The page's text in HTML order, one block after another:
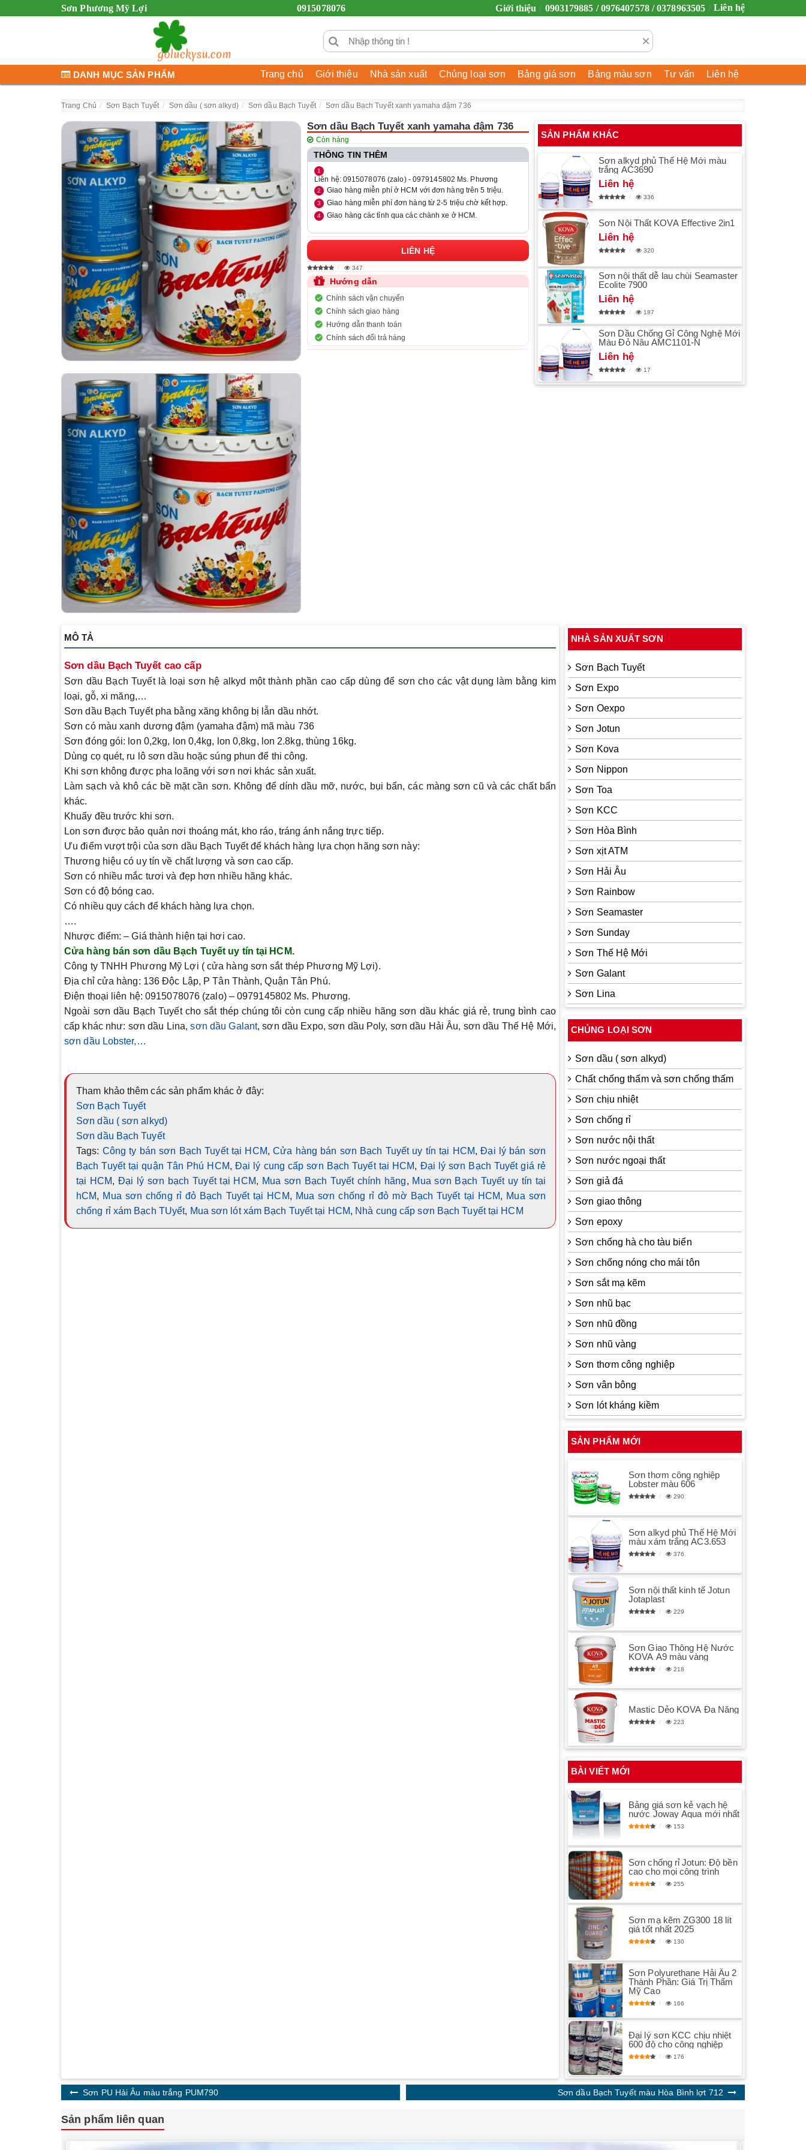
Sơn Phương Mỹ Lợi 0915078076 Giới thiệu 0903179885 / 0976407578 / 0378963505 Liên hệ
×
Trang chủ Giới thiệu Nhà sản xuất Chủng loại sơn Bảng giá sơn Bảng màu sơn Tư vấn Liên hệ
DANH MỤC SẢN PHẨM
Trang Chủ Sơn Bạch Tuyết Sơn dầu ( sơn alkyd) Sơn dầu Bạch Tuyết Sơn dầu Bạch Tuyết xanh yamaha đậm 736
Sơn dầu Bạch Tuyết xanh yamaha đậm 736
Còn hàng
THÔNG TIN THÊM
Liên hệ: 0915078076 (zalo) - 0979145802 Ms. Phương
Giao hàng miễn phí ở HCM với đơn hàng trên 5 triệu.
Giao hàng miễn phí đơn hàng từ 2-5 triệu chờ kết hợp.
Giao hàng các tỉnh qua các chành xe ở HCM.
LIÊN HỆ
347
Hướng dẫn
Chính sách vận chuyển
Chính sách giao hàng
Hướng dẫn thanh toán
Chính sách đổi trả hàng
SẢN PHẨM KHÁC
Sơn alkyd phủ Thế Hệ Mới màu
trắng AC3690
Liên hệ
336
Sơn Nội Thất KOVA Effective 2in1
Liên hệ
320
Sơn nội thất dễ lau chùi Seamaster
Ecolite 7900
Liên hệ
187
Sơn Dầu Chống Gỉ Công Nghệ Mới
Màu Đỏ Nâu AMC1101-N
Liên hệ
17
MÔ TẢ
Sơn dầu Bạch Tuyết cao cấp
Sơn dầu Bạch Tuyếtlà loại sơn hệ alkyd một thành phần cao cấp dùng để sơn cho các vật dụng làm bằng kim
loại, gỗ, xi măng,…
Sơn dầu Bạch Tuyết pha bằng xăng không bị lẫn dầu nhớt.
Sơn có màu xanh dương đậm (yamaha đậm) mã màu 736
Sơn đóng gói: lon 0,2kg, lon 0,4kg, lon 0,8kg, lon 2.8kg, thùng 16kg.
Dùng cọ quét, ru lô sơn dầu hoặc súng phun để thi công.
Khi sơn không được pha loãng với sơn nơi khác sản xuất.
Làm sạch và khô các bề mặt cần sơn. Không để dính dầu mỡ, nước, bụi bẩn, các màng sơn cũ và các chất bẩn
khác.
Khuấy đều trước khi sơn.
Lon sơn được bảo quản nơi thoáng mát, kho ráo, tráng ánh nắng trực tiếp.
Ưu điểm vượt trội của sơn dầu Bạch Tuyết để khách hàng lựa chọn hãng sơn này:
Thương hiệu có uy tín về chất lượng và sơn cao cấp.
Sơn có nhiều mắc tươi và đẹp hơn nhiều hãng khác.
Sơn có độ bóng cao.
Có nhiều quy cách để khách hàng lựa chọn.
….
Nhược điểm: – Giá thành hiện tại hơi cao.
Cửa hàng bán sơn dầu Bạch Tuyết uy tín tại HCM.
Công ty TNHH Phương Mỹ Lợi ( cửa hàng sơn sắt thép Phương Mỹ Lợi).
Địa chỉ cửa hàng: 136 Độc Lập, P Tân Thành, Quận Tân Phú.
Điện thoại liên hệ: 0915078076 (zalo) – 0979145802 Ms. Phương.
Ngoài sơn dầu Bạch Tuyết cho sắt thép chúng tôi còn cung cấp nhiều hãng sơn dầu khác giá rẻ, trung bình cao
cấp khác như: sơn dầu Lina,sơn dầu Galant, sơn dầu Expo, sơn dầu Poly, sơn dầu Hải Âu, sơn dầu Thế Hệ Mới,
sơn dầu Lobster,…
Tham khảo thêm các sản phẩm khác ở đây:
Sơn Bạch Tuyết
Sơn dầu ( sơn alkyd)
Sơn dầu Bạch Tuyết
Tags: Công ty bán sơn Bạch Tuyết tại HCM,Cửa hàng bán sơn Bạch Tuyết uy tín tại HCM,Đại lý bán sơn
Bạch Tuyết tại quận Tân Phú HCM, Đại lý cung cấp sơn Bạch Tuyết tại HCM, Đại lý sơn Bạch Tuyết giá rẻ
tại HCM,Đại lý sơn bạch Tuyết tại HCM, Mua sơn Bạch Tuyết chính hãng, Mua sơn Bạch Tuyết uy tín tại
hCM, Mua sơn chống rỉ đỏ Bạch Tuyết tại HCM, Mua sơn chống rỉ đỏ mờ Bạch Tuyết tại HCM, Mua sơn
chống rỉ xám Bạch TUyết, Mua sơn lót xám Bạch Tuyết tại HCM, Nhà cung cấp sơn Bạch Tuyết tại HCM
NHÀ SẢN XUẤT SƠN
Sơn Bạch Tuyết
Sơn Expo
Sơn Oexpo
Sơn Jotun
Sơn Kova
Sơn Nippon
Sơn Toa
Sơn KCC
Sơn Hòa Bình
Sơn xịt ATM
Sơn Hải Âu
Sơn Rainbow
Sơn Seamaster
Sơn Sunday
Sơn Thế Hệ Mới
Sơn Galant
Sơn Lina
CHỦNG LOẠI SƠN
Sơn dầu ( sơn alkyd)
Chất chống thấm và sơn chống thấm
Sơn chịu nhiệt
Sơn chống rỉ
Sơn nước nội thất
Sơn nước ngoại thất
Sơn giả đá
Sơn giao thông
Sơn epoxy
Sơn chống hà cho tàu biển
Sơn chống nóng cho mái tôn
Sơn sắt mạ kẽm
Sơn nhũ bạc
Sơn nhũ đồng
Sơn nhũ vàng
Sơn thơm công nghiệp
Sơn vân bông
Sơn lót kháng kiềm
SẢN PHẨM MỚI
Sơn thơm công nghiệp
Lobster màu 606
290
Sơn alkyd phủ Thế Hệ Mới
màu xám trắng AC3.653
376
Sơn nội thất kinh tế Jotun
Jotaplast
229
Sơn Giao Thông Hệ Nước
KOVA A9 màu vàng
218
Mastic Dẻo KOVA Đa Năng
223
BÀI VIẾT MỚI
Bảng giá sơn kẻ vạch hệ
nước Joway Aqua mới nhất
153
Sơn chống rỉ Jotun: Độ bền
cao cho mọi công trình
255
Sơn mạ kẽm ZG300 18 lít
giá tốt nhất 2025
130
Sơn Polyurethane Hải Âu 2
Thành Phần: Giá Trị Thẩm
Mỹ Cao
166
Đại lý sơn KCC chịu nhiệt
600 độ cho công nghiệp
176
Sơn PU Hải Âu màu trắng PUM790 Sơn dầu Bạch Tuyết màu Hòa Bình lợt 712
Sản phẩm liên quan